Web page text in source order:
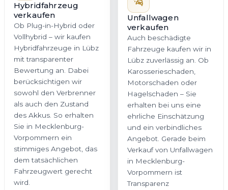
Hybridfahrzeug
verkaufen
Ob Plug-in-Hybrid oder
Vollhybrid – wir kaufen
Hybridfahrzeuge in Lübz
mit transparenter
Bewertung an. Dabei
berücksichtigen wir
sowohl den Verbrenner
als auch den Zustand
des Akkus. So erhalten
Sie in Mecklenburg-
Vorpommern ein
stimmiges Angebot, das
dem tatsächlichen
Fahrzeugwert gerecht
wird.
Unfallwagen
verkaufen
Auch beschädigte
Fahrzeuge kaufen wir in
Lübz zuverlässig an. Ob
Karosserieschaden,
Motorschaden oder
Hagelschaden – Sie
erhalten bei uns eine
ehrliche Einschätzung
und ein verbindliches
Angebot. Gerade beim
Verkauf von Unfallwagen
in Mecklenburg-
Vorpommern ist
Transparenz